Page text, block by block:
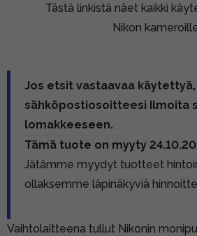
Tästä linkistä näet kaikki
Nikon
Jos etsit vastaavaa
sähköpostiosoitteesi Ilmoita
lomakkeeseen.
Tämä tuote on myyty
Jätämme myydyt tuotteet
ollaksemme läpinäkyviä
Vaihtolaitteena tullut Nikonin